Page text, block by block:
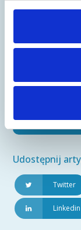
swoje
Udostępnij
Twitter
Linkedin